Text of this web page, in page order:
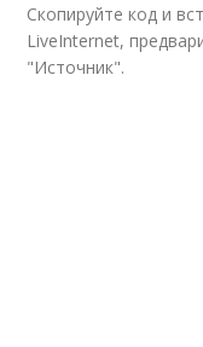
Скопируйте код и
LiveInternet,
"Источник".